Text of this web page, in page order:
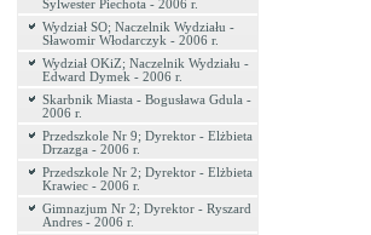
Sylwester Piechota - 2006 r.
Wydział SO; Naczelnik Wydziału -
Sławomir Włodarczyk - 2006 r.
Wydział OKiZ; Naczelnik Wydziału -
Edward Dymek - 2006 r.
Skarbnik Miasta - Bogusława Gdula -
2006 r.
Przedszkole Nr 9; Dyrektor - Elżbieta
Drzazga - 2006 r.
Przedszkole Nr 2; Dyrektor - Elżbieta
Krawiec - 2006 r.
Gimnazjum Nr 2; Dyrektor - Ryszard
Andres - 2006 r.